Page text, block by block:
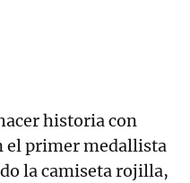
historia con
el primer medallista
la camiseta rojilla,